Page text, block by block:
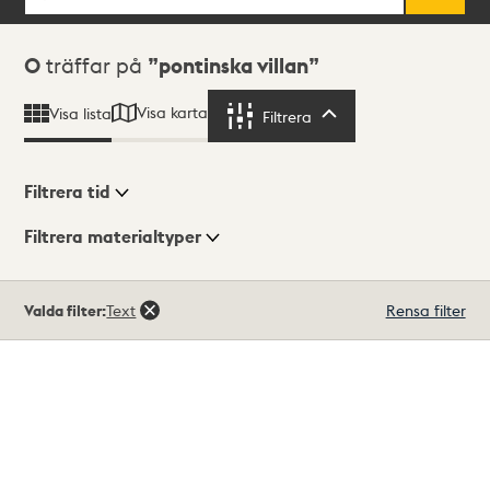
Sökresultat
0 träffar på pontinska villan
Visa lista Visa karta Filtrera
Visningsläge
Filtrera tid
Filtrera materialtyper
träffar
Valda filter:Text Rensa filter